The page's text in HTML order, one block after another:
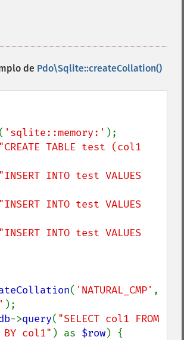
de Pdo\Sqlite::createCollation()
( 'sqlite::memory:'
"CREATE TABLE test (col1
"INSERT INTO test VALUES
"INSERT INTO test VALUES
"INSERT INTO test VALUES
( 'NATURAL_CMP'
);
->query( "SELECT col1 FROM
BY col1" ) as $row) {